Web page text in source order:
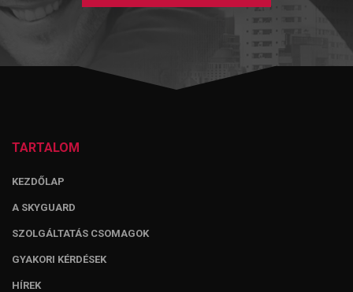
TARTALOM
KEZDŐLAP
A SKYGUARD
SZOLGÁLTATÁS CSOMAGOK
GYAKORI KÉRDÉSEK
HÍREK